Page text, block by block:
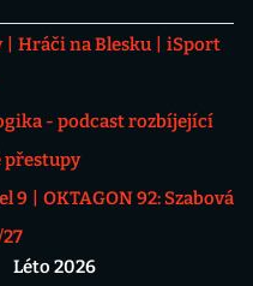
Hráči na Blesku
iSport
- podcast rozbíjející
přestupy
9
OKTAGON 92: Szabová
Léto 2026